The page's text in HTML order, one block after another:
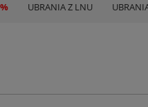
UBRANIA Z LNU